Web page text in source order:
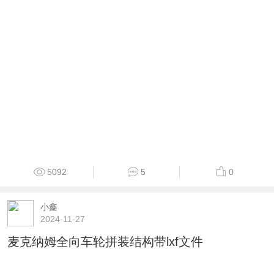
5092 5 0
小鑫
2024-11-27
麦克纳姆全向车轮拼装结构带lxf文件